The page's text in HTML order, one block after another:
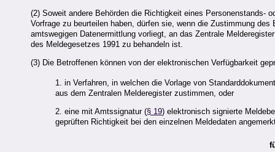
(2) Soweit andere Behörden die Richtigkeit eines Personenstands-
Vorfrage zu beurteilen haben, dürfen sie, wenn die Zustimmung
amtswegigen Datenermittlung vorliegt, an das Zentrale
des Meldegesetzes 1991 zu behandeln ist.
(3) Die Betroffenen können von der elektronischen Verfügbarkeit
1. in Verfahren, in welchen die Vorlage von
aus dem Zentralen Melderegister zustimmen, oder
2. eine mit Amtssignatur (§ 19) elektronisch signierte
geprüften Richtigkeit bei den einzelnen Meldedaten